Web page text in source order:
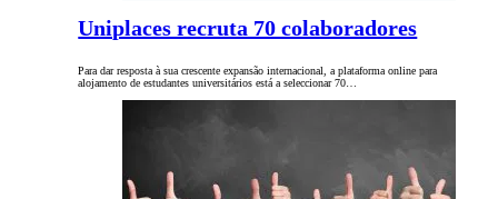
Uniplaces recruta 70 colaboradores
Para dar resposta à sua crescente expansão internacional, a plataforma online para
alojamento de estudantes universitários está a seleccionar 70…